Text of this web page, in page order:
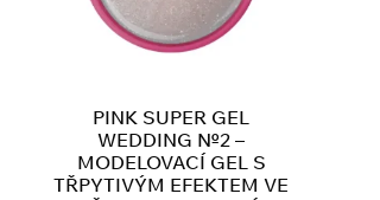
PINK SUPER GEL
WEDDING №2 –
MODELOVACÍ GEL S
TŘPYTIVÝM EFEKTEM VE